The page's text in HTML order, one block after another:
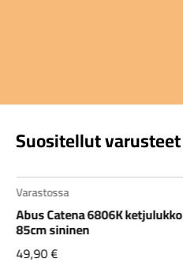
Suositellut varusteet
Varastossa
Abus Catena 6806K ketjulukko
85cm sininen
49,90€